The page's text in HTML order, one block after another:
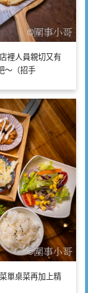
裡人員親切又有
～（招手
單桌菜再加上精